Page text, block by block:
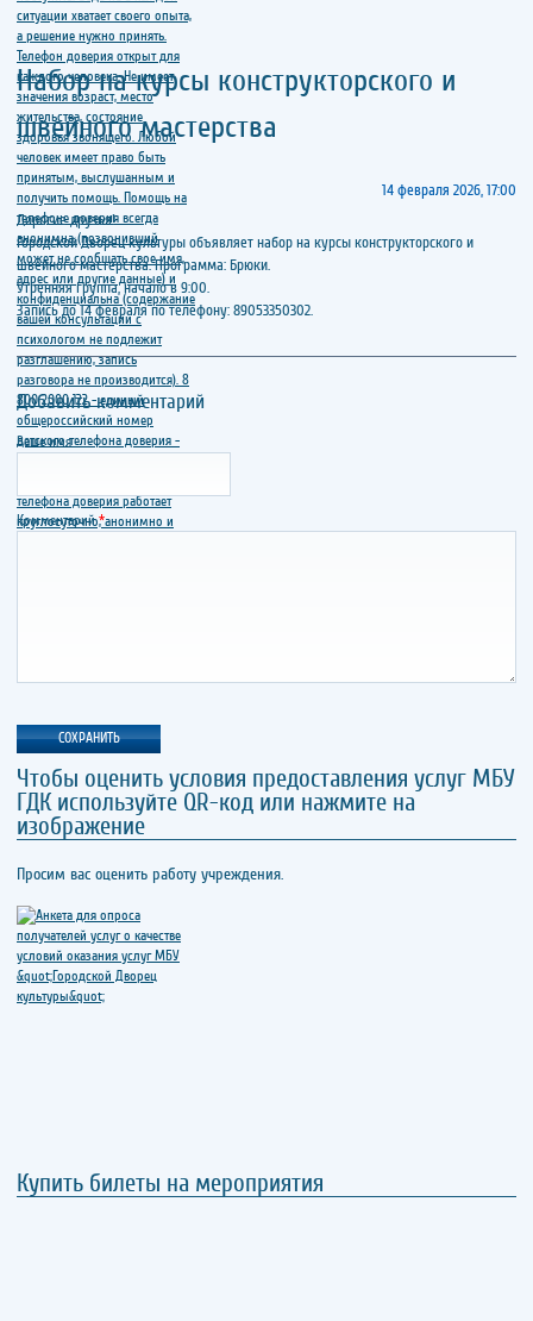
Набор на курсы конструкторского и
швейного мастерства
14 февраля 2026, 17:00
Дорогие друзья!
Городской Дворец культуры объявляет набор на курсы конструкторского и
швейного мастерства. Программа: Брюки.
Утренняя группа, начало в 9:00.
Запись до 14 февраля по телефону: 89053350302.
Добавить комментарий
Ваше имя
Комментарий*
Чтобы оценить условия предоставления услуг МБУ
ГДК используйте QR-код или нажмите на
изображение
Просим вас оценить работу учреждения.
Купить билеты на мероприятия